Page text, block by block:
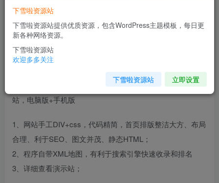
您当前未登录！建议登陆后购买，可保存购买订单
介绍
本程序采用一库两站简洁方便管理后台，一个后台管理两网
站，电脑版+手机版
1、网站手工DIV+css，代码精简，首页排版整洁大方、布局
合理、利于SEO、图文并茂、静态HTML；
2、程序自带XML地图，有利于搜索引擎快速收录和排名
3、详细查看演示站；
下雪啦资源站
下雪啦资源站提供优质资源，包含WordPress主题模板，每日更
新各种网络资源。
下雪啦资源站
欢迎多多关注
下雪啦资源站 立即设置